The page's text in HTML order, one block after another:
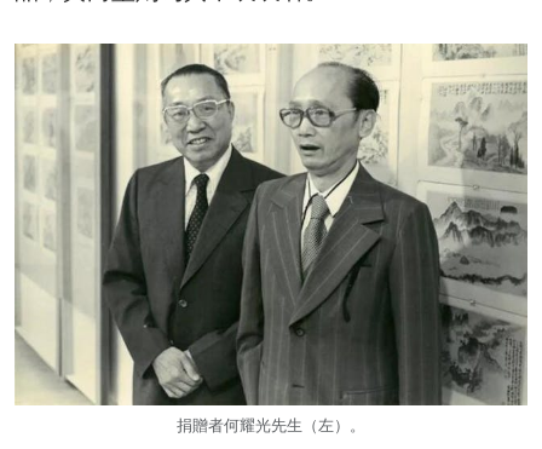
捐贈者何耀光先生（左）。